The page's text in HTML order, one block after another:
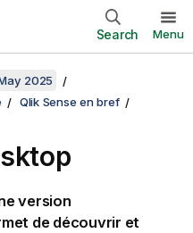
Search Menu
2025
Qlik Sense en bref
version
de découvrir et